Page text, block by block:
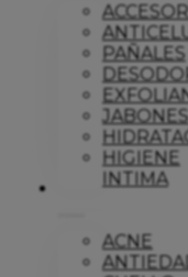
PAÑALES
JABONES
HIGIENE
INTIMA
Dermo
ACNE